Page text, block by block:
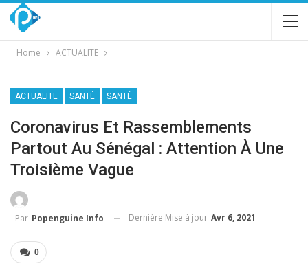
Home ACTUALITE
ACTUALITE SANTÉ SANTÉ
Coronavirus Et Rassemblements
Partout Au Sénégal : Attention À Une
Troisième Vague
Par Popenguine Info Dernière Mise à jour Avr 6, 2021
0